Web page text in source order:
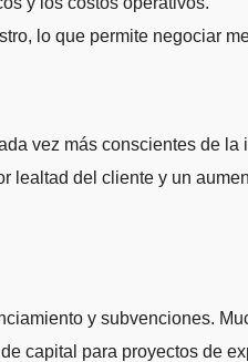
lo que permite negociar
vez más conscientes de
lealtad del cliente y un
y subvenciones.
capital para proyectos de